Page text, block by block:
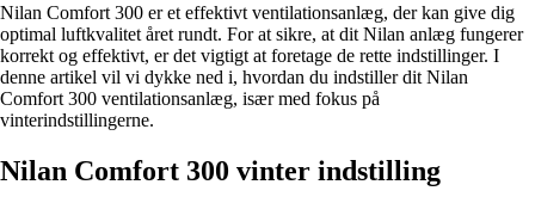
Nilan Comfort 300 er et effektivt ventilationsanlæg, der kan give dig
optimal luftkvalitet året rundt. For at sikre, at dit Nilan anlæg fungerer
korrekt og effektivt, er det vigtigt at foretage de rette indstillinger. I
denne artikel vil vi dykke ned i, hvordan du indstiller dit Nilan
Comfort 300 ventilationsanlæg, især med fokus på
vinterindstillingerne.
Nilan Comfort 300 vinter indstilling